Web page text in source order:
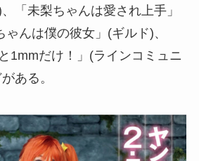
「未梨ちゃんは愛され上手」
んは僕の彼女」(ギルド)、
1mmだけ！」(ラインコミュニ
ある。